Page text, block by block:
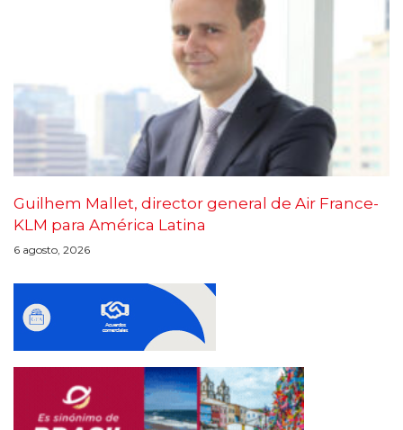
Guilhem Mallet, director general de Air France-
KLM para América Latina
6 agosto, 2026